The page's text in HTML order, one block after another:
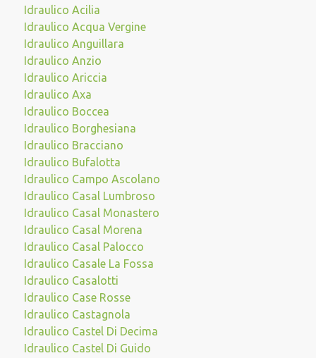
Idraulico Acilia
Idraulico Acqua Vergine
Idraulico Anguillara
Idraulico Anzio
Idraulico Ariccia
Idraulico Axa
Idraulico Boccea
Idraulico Borghesiana
Idraulico Bracciano
Idraulico Bufalotta
Idraulico Campo Ascolano
Idraulico Casal Lumbroso
Idraulico Casal Monastero
Idraulico Casal Morena
Idraulico Casal Palocco
Idraulico Casale La Fossa
Idraulico Casalotti
Idraulico Case Rosse
Idraulico Castagnola
Idraulico Castel Di Decima
Idraulico Castel Di Guido